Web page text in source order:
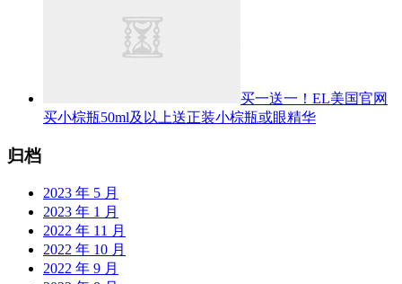
买一送一！EL美国官网
买小棕瓶50ml及以上送正装小棕瓶或眼精华
归档
2023 年 5 月
2023 年 1 月
2022 年 11 月
2022 年 10 月
2022 年 9 月